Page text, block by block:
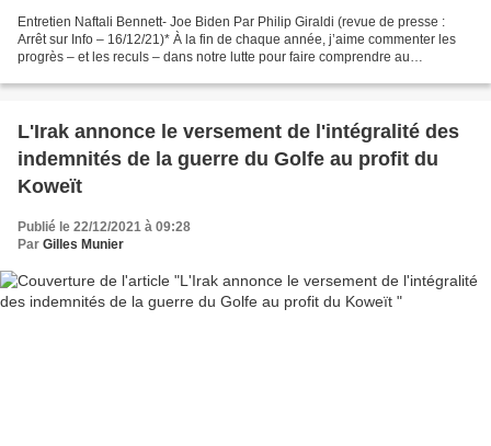
Entretien Naftali Bennett- Joe Biden Par Philip Giraldi (revue de presse :
Arrêt sur Info – 16/12/21)* À la fin de chaque année, j’aime commenter les
progrès – et les reculs – dans notre lutte pour faire comprendre au
L'Irak annonce le versement de l'intégralité des
indemnités de la guerre du Golfe au profit du
Koweït
Publié le 22/12/2021 à 09:28
Par Gilles Munier